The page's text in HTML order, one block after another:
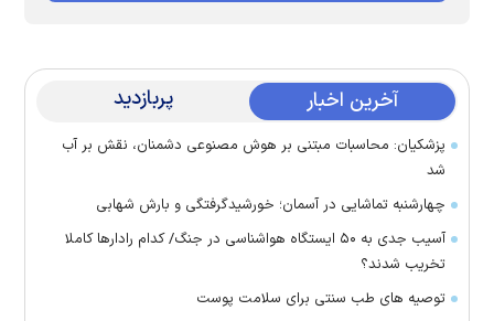
آخرین اخبار پربازدید
پزشکیان: محاسبات مبتنی بر هوش مصنوعی دشمنان، نقش بر آب
شد
چهارشنبه تماشایی در آسمان؛ خورشیدگرفتگی و بارش شهابی
آسیب جدی به ۵۰ ایستگاه هواشناسی در جنگ/ کدام رادار‌ها کاملا
تخریب شدند؟
توصیه های طب سنتی برای سلامت پوست